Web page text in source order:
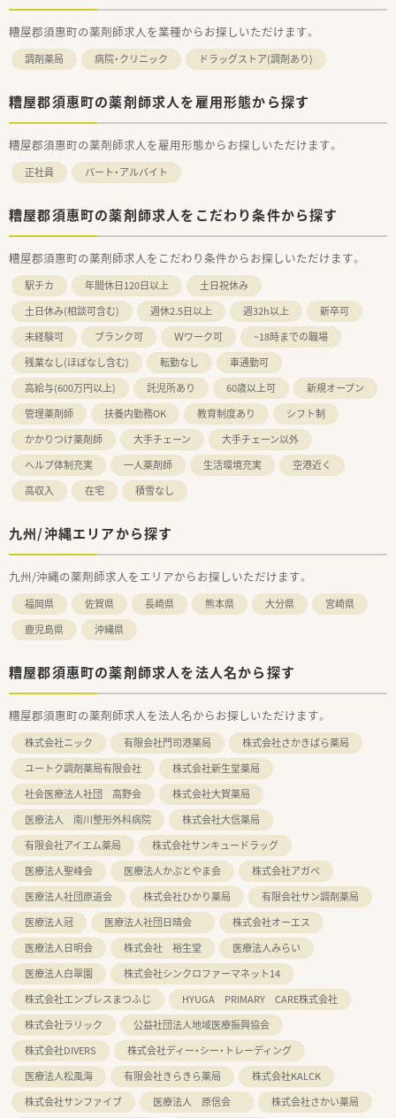
糟屋郡須惠町の薬剤師求人を業種からお探しいただけます。
調剤薬局 病院・クリニック ドラッグストア(調剤あり)
糟屋郡須惠町の薬剤師求人を雇用形態から探す
糟屋郡須惠町の薬剤師求人を雇用形態からお探しいただけます。
正社員 パート・アルバイト
糟屋郡須惠町の薬剤師求人をこだわり条件から探す
糟屋郡須惠町の薬剤師求人をこだわり条件からお探しいただけます。
駅チカ 年間休日120日以上
土日祝休み
土日休み(相談可含む)
週休2.5日以上 週32h以上
新卒可
未経験可
ブランク可 Ｗワーク可
~18時までの職場
残業なし(ほぼなし含む)
転勤なし
車通勤可
高給与(600万円以上)
託児所あり 60歳以上可
新規オープン
管理薬剤師
扶養内勤務OK 教育制度あり
シフト制
かかりつけ薬剤師
大手チェーン
大手チェーン以外
ヘルプ体制充実
一人薬剤師 生活環境充実
空港近く
高収入
在宅 積雪なし
九州/沖縄エリアから探す
九州/沖縄の薬剤師求人をエリアからお探しいただけます。
福岡県 佐賀県 長崎県 熊本県 大分県
宮崎県
鹿児島県
沖縄県
糟屋郡須惠町の薬剤師求人を法人名から探す
糟屋郡須惠町の薬剤師求人を法人名からお探しいただけます。
株式会社ニック 有限会社門司港薬局
株式会社さかきばら薬局
ユートク調剤薬局有限会社
株式会社新生堂薬局
社会医療法人社団 高野会
株式会社大賀薬局
医療法人 南川整形外科病院
株式会社大信薬局
有限会社アイエム薬局
株式会社サンキュードラッグ
医療法人聖峰会
医療法人かぶとやま会
株式会社アガペ
医療法人社団原道会
株式会社ひかり薬局
有限会社サン調剤薬局
医療法人冠
医療法人社団日晴会
株式会社オーエス
医療法人日明会
株式会社 裕生堂
医療法人みらい
医療法人白翠園
株式会社シンクロファーマネット14
株式会社エンブレスまつふじ
HYUGA PRIMARY CARE株式会社
株式会社ラリック
公益社団法人地域医療振興協会
株式会社DIVERS
株式会社ディー・シー・トレーディング
医療法人松風海
有限会社きらきら薬局
株式会社KALCK
株式会社サンファイブ
医療法人 原信会
株式会社さかい薬局